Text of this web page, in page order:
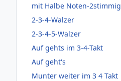
mit Halbe Noten-2stimmig
2-3-4-Walzer
2-3-4-5-Walzer
Auf gehts im 3-4-Takt
Auf geht's
Munter weiter im 3 4 Takt